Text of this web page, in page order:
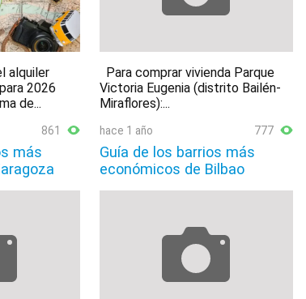
alquiler
2026
de...
Para comprar vivienda Parque
Victoria Eugenia (distrito Bailén-
Miraflores):...
861
más
hace 1 año 777
Guía de los barrios más
económicos de Bilbao